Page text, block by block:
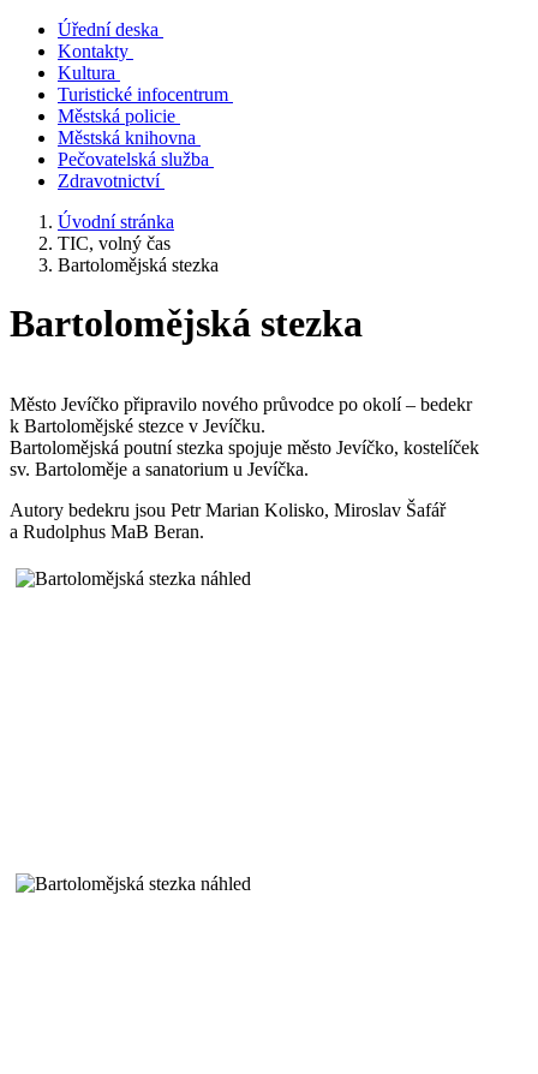
Úřední deska
Kontakty
Kultura
Turistické infocentrum
Městská policie
Městská knihovna
Pečovatelská služba
Zdravotnictví
Úvodní stránka
TIC, volný čas
Bartolomějská stezka
Bartolomějská stezka
Město Jevíčko připravilo nového průvodce po okolí – bedekr
k Bartolomějské stezce v Jevíčku.
Bartolomějská poutní stezka spojuje město Jevíčko, kostelíček
sv. Bartoloměje a sanatorium u Jevíčka.
Autory bedekru jsou Petr Marian Kolisko, Miroslav Šafář
a Rudolphus MaB Beran.